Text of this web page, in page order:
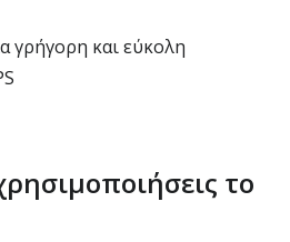
γρήγορη και εύκολη
το